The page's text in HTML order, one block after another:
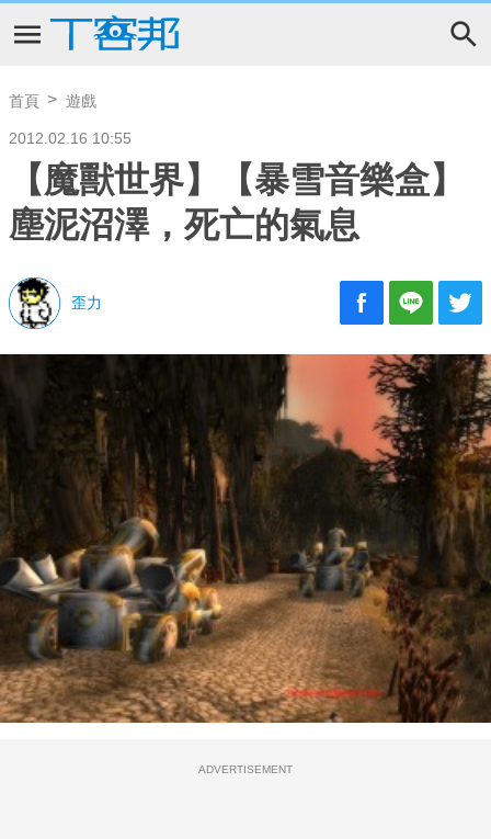
首頁 遊戲
2012.02.16 10:55
【魔獸世界】【暴雪音樂盒】
塵泥沼澤，死亡的氣息
歪力
ADVERTISEMENT